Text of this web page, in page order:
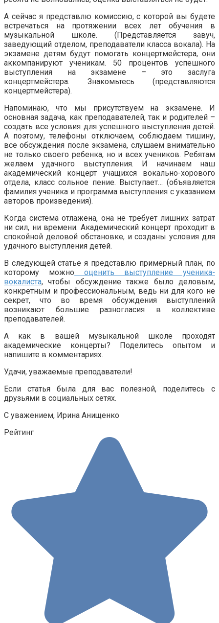
А сейчас я представлю комиссию, с которой вы будете
встречаться на протяжении всех лет обучения в
музыкальной школе. (Представляется завуч,
заведующий отделом, преподаватели класса вокала). На
экзамене детям будут помогать концертмейстера, они
аккомпанируют ученикам. 50 процентов успешного
выступления на экзамене – это заслуга
концертмейстера. Знакомьтесь (представляются
концертмейстера).
Напоминаю, что мы присутствуем на экзамене. И
основная задача, как преподавателей, так и родителей –
создать все условия для успешного выступления детей.
А поэтому, телефоны отключаем, соблюдаем тишину,
все обсуждения после экзамена, слушаем внимательно
не только своего ребенка, но и всех учеников. Ребятам
желаем удачного выступления. И начинаем наш
академический концерт учащихся вокально-хорового
отдела, класс сольное пение. Выступает… (объявляется
фамилия ученика и программа выступления с указанием
авторов произведения).
Когда система отлажена, она не требует лишних затрат
ни сил, ни времени. Академический концерт проходит в
спокойной деловой обстановке, и созданы условия для
удачного выступления детей.
В следующей статье я представлю примерный план, по
которому можно оценить выступление ученика-
вокалиста, чтобы обсуждение также было деловым,
конкретным и профессиональным, ведь ни для кого не
секрет, что во время обсуждения выступлений
возникают большие разногласия в коллективе
преподавателей.
А как в вашей музыкальной школе проходят
академические концерты? Поделитесь опытом и
напишите в комментариях.
Удачи, уважаемые преподаватели!
Если статья была для вас полезной, поделитесь с
друзьями в социальных сетях.
С уважением, Ирина Анищенко
Рейтинг